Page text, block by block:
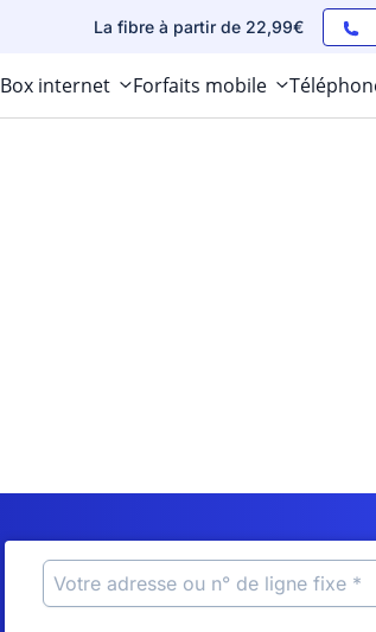
La fibre à partir de 22,99€
Box internet Forfaits mobile